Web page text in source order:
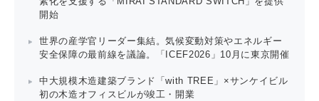
開始
世界の産学官リーダー集結。気候変動対策やエネルギー
安全保障の最前線を議論。「ICEF2026」10月に東京開催
中大規模木造建築ブランド「with TREE」×サンケイビル
初の木造オフィスビルが竣工・開業